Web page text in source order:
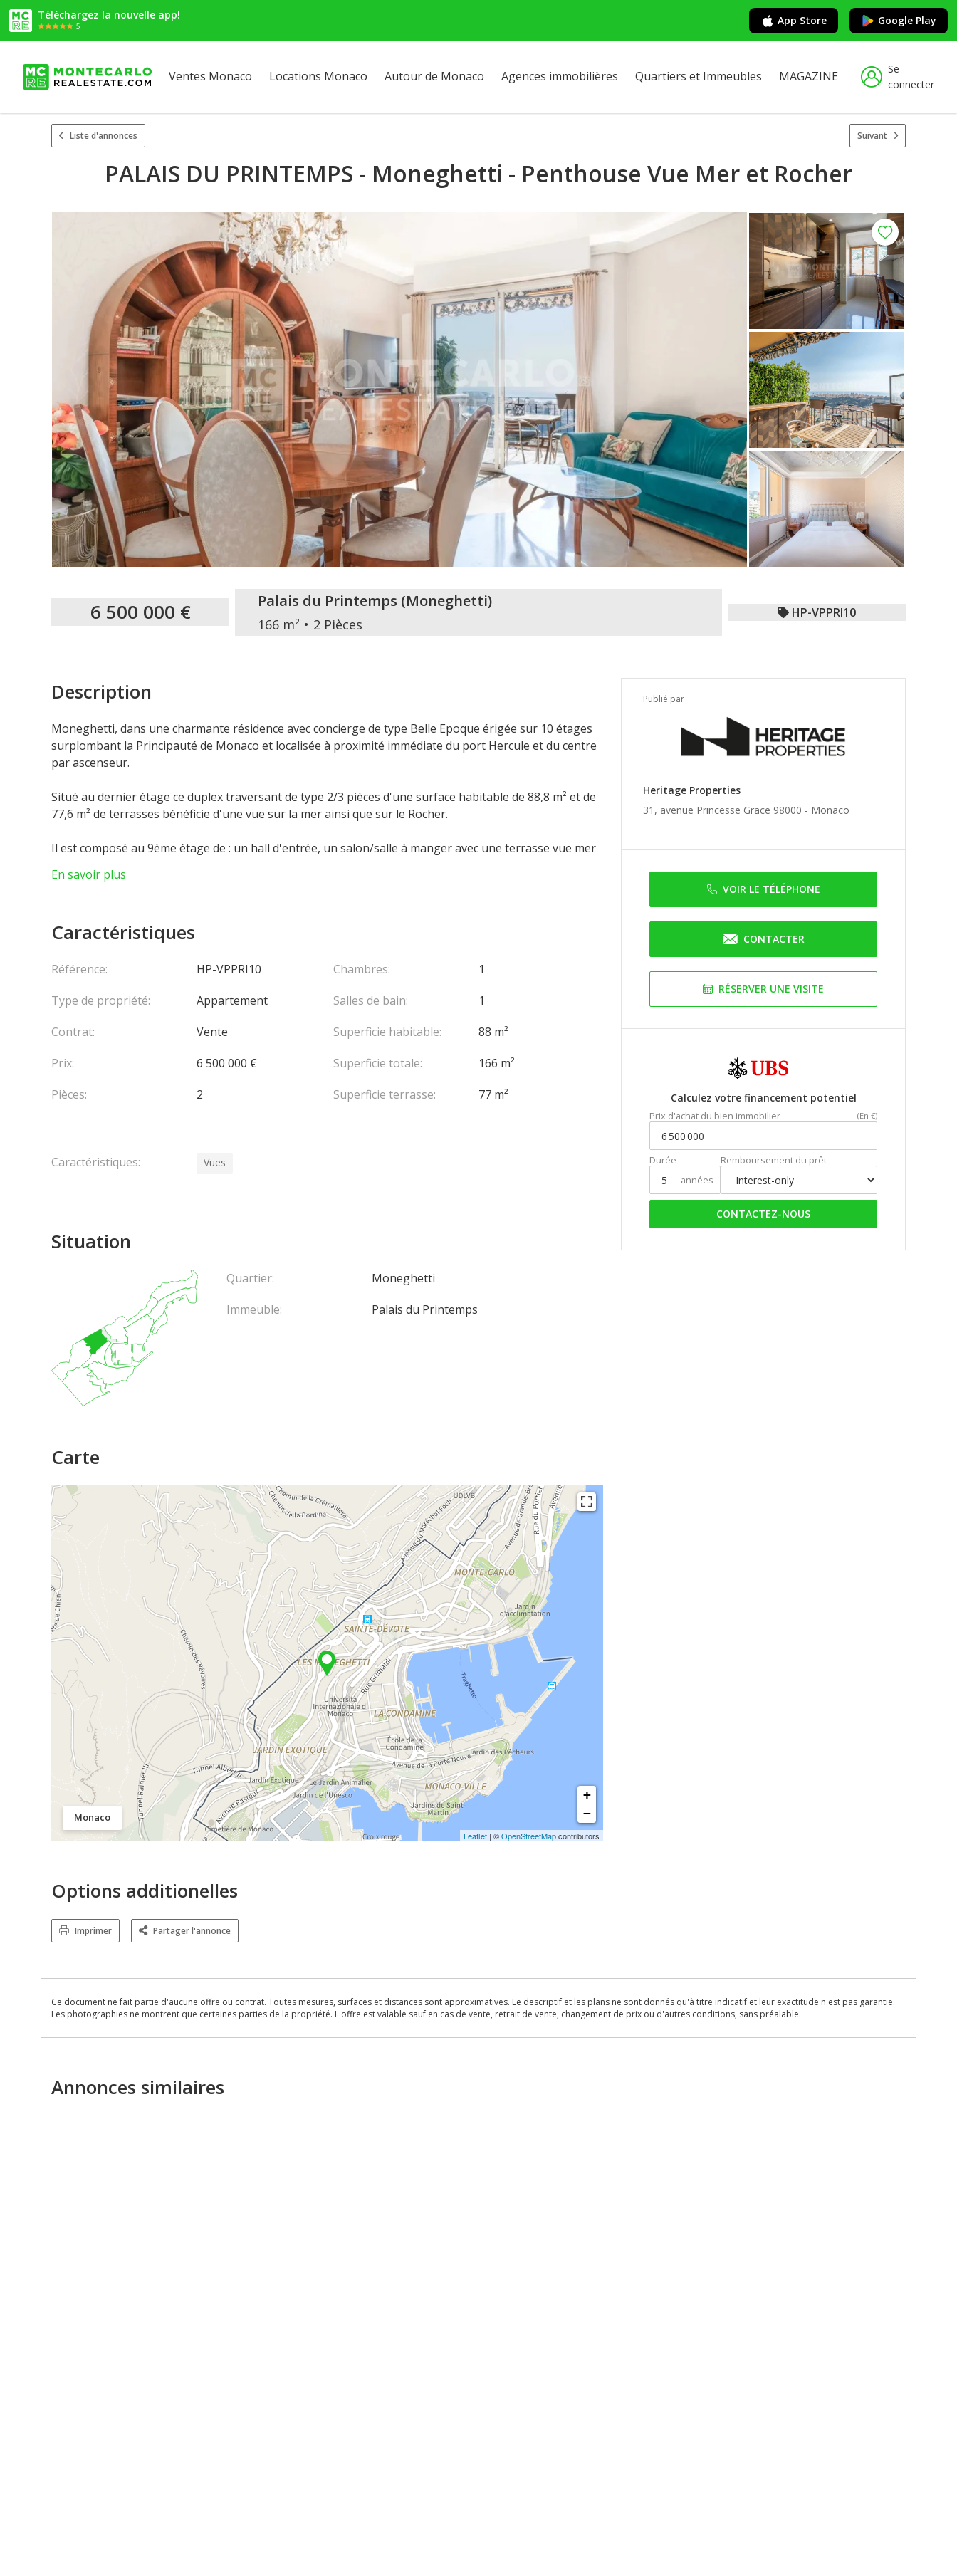
Téléchargez la nouvelle app!
5 App Store Google Play
Ventes Monaco Locations Monaco Autour de Monaco Agences immobilières Quartiers et Immeubles MAGAZINE
Se
connecter
Liste d'annonces Suivant
PALAIS DU PRINTEMPS - Moneghetti - Penthouse Vue Mer et Rocher
6 500 000 € Palais du Printemps (Moneghetti)
166 m² 2 Pièces
HP-VPPRI10
Publié par
Heritage Properties
31, avenue Princesse Grace 98000 - Monaco
VOIR LE TÉLÉPHONE
CONTACTER
RÉSERVER UNE VISITE
Calculez votre financement potentiel
Prix d'achat du bien immobilier (En €)
Durée
années
Remboursement du prêt
CONTACTEZ-NOUS
Description
Moneghetti, dans une charmante résidence avec concierge de type Belle Epoque érigée sur 10 étages
surplombant la Principauté de Monaco et localisée à proximité immédiate du port Hercule et du centre
par ascenseur.
Situé au dernier étage ce duplex traversant de type 2/3 pièces d'une surface habitable de 88,8 m² et de
77,6 m² de terrasses bénéficie d'une vue sur la mer ainsi que sur le Rocher.
Il est composé au 9ème étage de : un hall d'entrée, un salon/salle à manger avec une terrasse vue mer
intérieur desservant le niveau supérieur.
mer et Rocher, une cuisine d'été et un bar.
Une place de parking dans l'immeuble voisin 'L'Herakleia' est incluse dans le prix.
En savoir plus
Caractéristiques
Référence:
HP-VPPRI10
Type de propriété:
Appartement
Contrat:
Vente
Prix:
6 500 000 €
Pièces:
2
Chambres:
1
Salles de bain:
1
Superficie habitable:
88 m²
Superficie totale:
166 m²
Superficie terrasse:
77 m²
Caractéristiques: Vues
Situation
Quartier:
Moneghetti
Immeuble:
Palais du Printemps
Carte
Monaco
+
−
Leaflet | ©OpenStreetMapcontributors
Options additionelles
Imprimer Partager l'annonce
Ce document ne fait partie d'aucune offre ou contrat. Toutes mesures, surfaces et distances sont approximatives. Le descriptif et les plans ne sont donnés qu'à titre indicatif et leur exactitude n'est pas garantie.
Les photographies ne montrent que certaines parties de la propriété. L'offre est valable sauf en cas de vente, retrait de vente, changement de prix ou d'autres conditions, sans préalable.
Annonces similaires